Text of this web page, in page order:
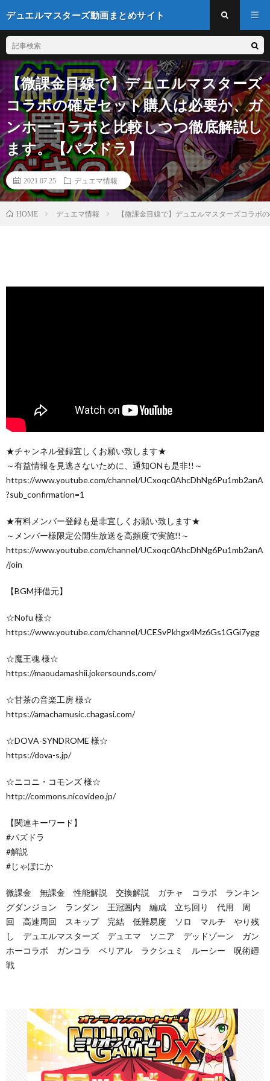
デュエルマスターズ動画まとめサイト
【微課金目線で】デュエルマスターズ
コラボの確定セット購入は必要か、ガ
ンホーコラボと比較しつつ徹底解説し
ます。【パズドラ】
2021.07.25 デュエマ情報
HOME デュエマ情報 【微課金目線で】デュエルマスターズコラボ
★チャンネル登録宜しくお願い致します★
～有益情報を見逃さないために、通知ONも是非!!～
https://www.youtube.com/channel/UCxoqc0AhcDhNg6Pu1mb2anA
?sub_confirmation=1
★有料メンバー登録も是非宜しくお願い致します★
～メンバー様限定公開生放送を高頻度で実施!!～
https://www.youtube.com/channel/UCxoqc0AhcDhNg6Pu1mb2anA
/join
【BGM拝借元】
☆Nofu 様☆
https://www.youtube.com/channel/UCESvPkhgx4Mz6Gs1GGi7ygg
☆魔王魂 様☆
https://maoudamashii.jokersounds.com/
☆甘茶の音楽工房 様☆
https://amachamusic.chagasi.com/
☆DOVA-SYNDROME 様☆
https://dova-s.jp/
☆ニコニ・コモンズ 様☆
http://commons.nicovideo.jp/
【関連キーワード】
#パズドラ
#解説
#じゃぽにか
微課金 無課金 性能解説 交換解説 ガチャ コラボ ランキン
グダンジョン ランダン 王冠圏内 編成 立ち回り 代用 周
回 高速周回 スキップ 完結 低難易度 ソロ マルチ やり残
し デュエルマスターズ デュエマ ソニア デッドゾーン ガン
ホーコラボ ガンコラ ベリアル ラクシュミ ルーシー 呪術廻
戦